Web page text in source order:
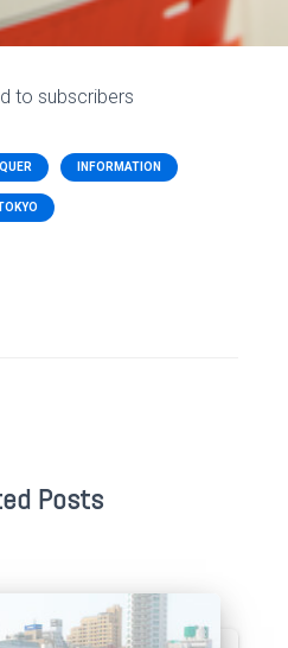
to subscribers
INFORMATION
Posts